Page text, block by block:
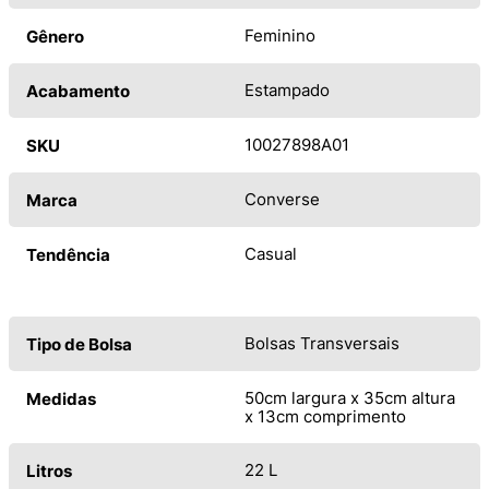
Gênero Feminino
Acabamento Estampado
SKU 10027898A01
Marca Converse
Tendência Casual
Tipo de Bolsa Bolsas Transversais
Medidas
50cm largura x 35cm altura
x 13cm comprimento
Litros 22 L